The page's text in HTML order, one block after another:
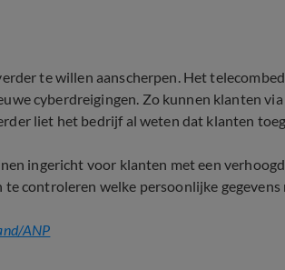
te willen aanscherpen. Het
cyberdreigingen. Zo kunnen klanten
liet het bedrijf al weten dat klanten
ingericht voor klanten met een
controleren welke persoonlijke
ANP